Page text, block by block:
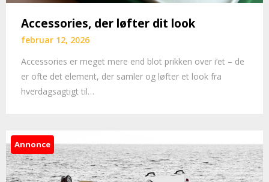
Accessories, der løfter dit look
februar 12, 2026
Accessories er meget mere end blot prikken over i’et – de
er ofte det element, der samler og løfter et look fra
hverdagsagtigt til…
Annonce